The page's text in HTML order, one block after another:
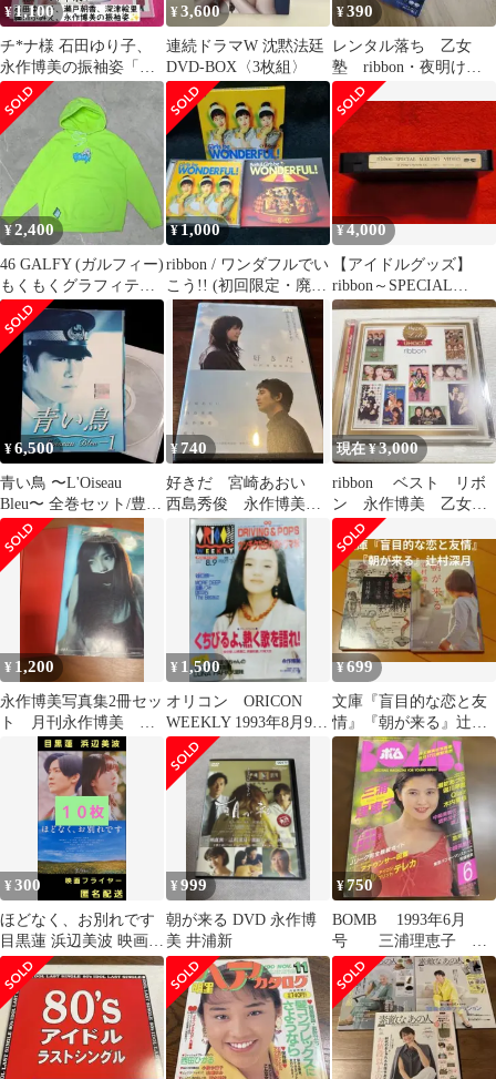
¥1,100
チ*ナ様 石田ゆり子、
永作博美の振袖姿「美
しいきものと着こなし
初めての振袖」1
¥3,600
連続ドラマW 沈黙法廷
DVD-BOX〈3枚組〉
¥390
レンタル落ち 乙女
塾 ribbon・夜明けな
んていらない(ラストシ
ングル)
¥2,400
46 GALFY (ガルフィー)
もくもくグラフィティ
パーカー XL GREEN
¥1,000
ribbon / ワンダフルでい
こう!! (初回限定・廃盤
¥4,000
【アイドルグッズ】
ribbon～SPECIAL
MAKING VIDEO
¥6,500
青い鳥 〜L'Oiseau
Bleu〜 全巻セット/豊川
悦司 夏川結衣 DVD
¥ 740
好きだ 宮崎あおい
西島秀俊 永作博美
瑛太 DVD
現在 ¥3,000
ribbon ベスト リボ
ン 永作博美 乙女
塾 UHQ音質向上
盤 Myこれ
¥ 1,200
永作博美写真集2冊セッ
ト 月刊永作博美
UK.ASAGAN
¥ 1,500
オリコン ORICON
WEEKLY 1993年8月9日
号 永作博美 谷口宗一
¥699
文庫『盲目的な恋と友
情』『朝が来る』辻村
深月
¥300
ほどなく、お別れです
目黒蓮 浜辺美波 映画フ
ライヤー 映画チラシ １
０枚
¥999
朝が来る DVD 永作博
美 井浦新
¥750
BOMB 1993年6月
号 三浦理恵子 高
橋由美子 菅野美穂 安
室奈美恵